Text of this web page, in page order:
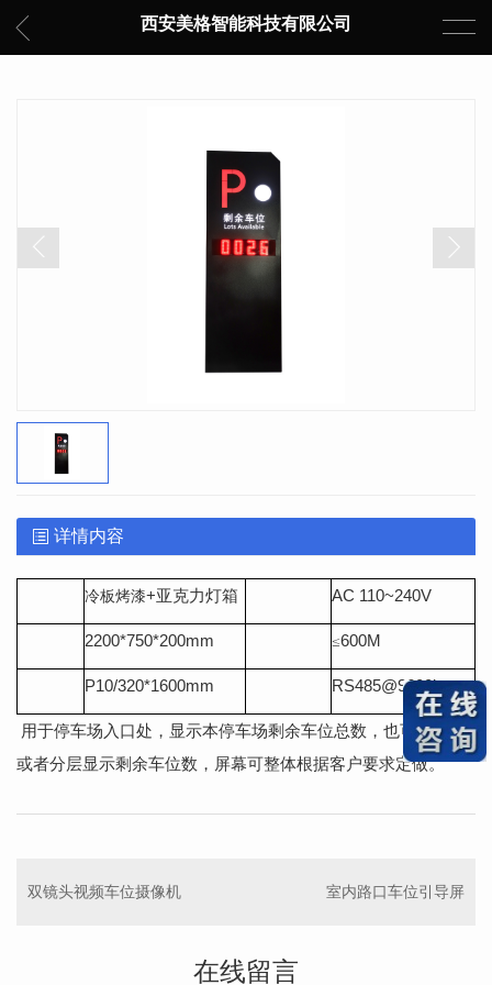
西安美格智能科技有限公司
详情内容
冷板烤漆+亚克力灯箱 AC 110~240V
2200*750*200mm ≤600M
P10/320*1600mm RS485@9600bps
用于停车场入口处，显示本停车场剩余车位总数，也可以分区
或者分层显示剩余车位数，屏幕可整体根据客户要求定做。
双镜头视频车位摄像机 室内路口车位引导屏
在线留言